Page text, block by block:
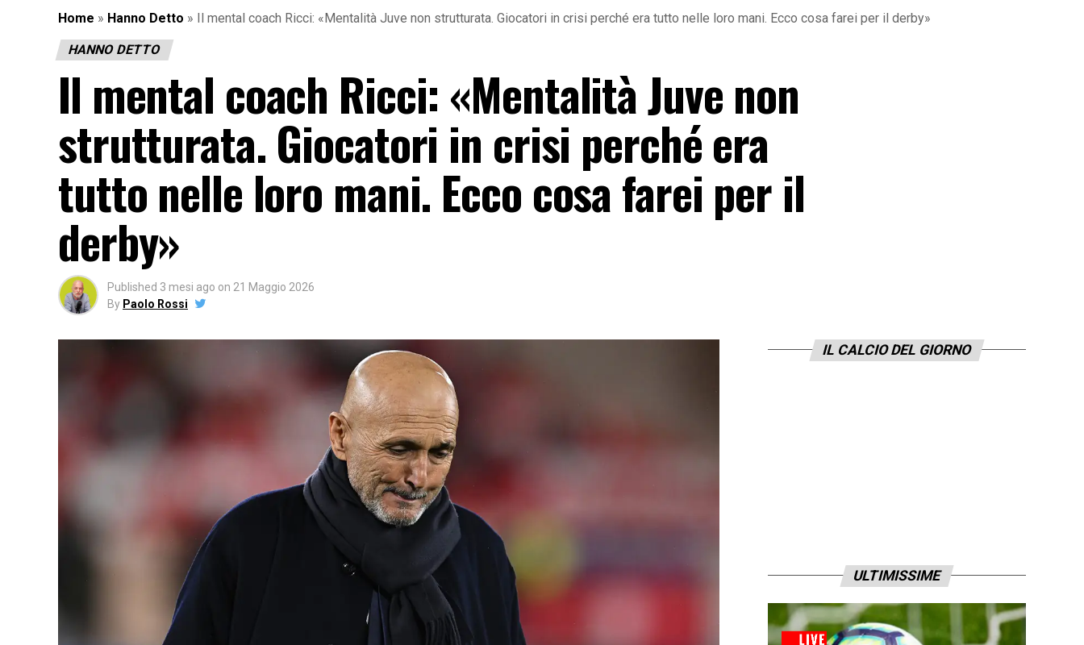
Home » Hanno Detto » Il mental coach Ricci: «Mentalità Juve non strutturata. Giocatori in crisi perché era tutto nelle loro mani. Ecco cosa farei per il derby»
HANNO DETTO
Il mental coach Ricci: «Mentalità Juve non
strutturata. Giocatori in crisi perché era
tutto nelle loro mani. Ecco cosa farei per il
derby»
Published 3 mesi ago on 21 Maggio 2026
By Paolo Rossi
IL CALCIO DEL GIORNO
ULTIMISSIME